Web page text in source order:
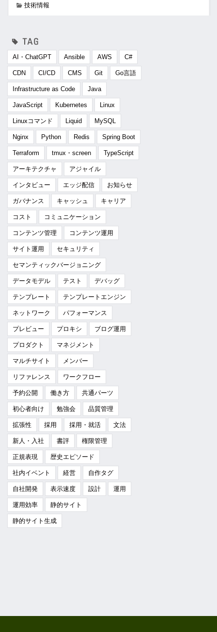
技術情報
AI・ChatGPT Ansible AWS C#
CDN CI/CD CMS Git Go言語
Infrastructure as Code Java
JavaScript Kubernetes Linux
Linuxコマンド Liquid MySQL
Nginx Python Redis Spring Boot
Terraform tmux・screen TypeScript
アーキテクチャ アジャイル
インタビュー エッジ配信 お知らせ
ガバナンス キャッシュ キャリア
コスト コミュニケーション
コンテンツ管理 コンテンツ運用
サイト運用 セキュリティ
セマンティックバージョニング
データモデル テスト デバッグ
テンプレート テンプレートエンジン
ネットワーク パフォーマンス
プレビュー プロキシ ブログ運用
プロダクト マネジメント
マルチサイト メンバー
リファレンス ワークフロー
予約公開 働き方 共通パーツ
初心者向け 勉強会 品質管理
拡張性 採用 採用・就活 文法
新人・入社 書評 権限管理
正規表現 歴史エピソード
社内イベント 経営 自作タグ
自社開発 表示速度 設計 運用
運用効率 静的サイト
静的サイト生成